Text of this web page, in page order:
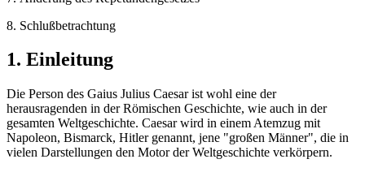
8. Schlußbetrachtung
1. Einleitung
Die Person des Gaius Julius Caesar ist wohl eine der
herausragenden in der Römischen Geschichte, wie auch in der
gesamten Weltgeschichte. Caesar wird in einem Atemzug mit
Napoleon, Bismarck, Hitler genannt, jene "großen Männer", die in
vielen Darstellungen den Motor der Weltgeschichte verkörpern.